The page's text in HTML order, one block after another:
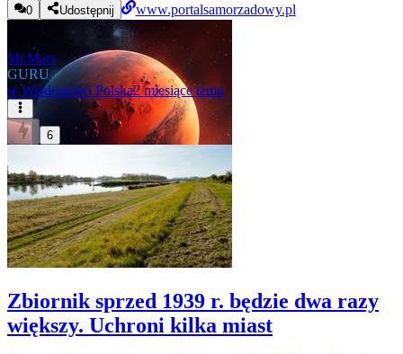
0
Udostępnij www.portalsamorzadowy.pl
Mr.Mars
GURU
w Wiadomości Polska2 miesiące temu
6
Zbiornik sprzed 1939 r. będzie dwa razy
większy. Uchroni kilka miast